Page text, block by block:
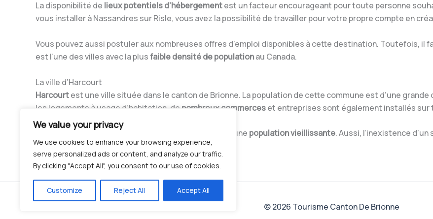
We value your privacy
We use cookies to enhance your browsing experience,
serve personalized ads or content, and analyze our traffic.
By clicking "Accept All", you consent to our use of cookies.
Customize Reject All Accept All
La disponibilité de lieux potentiels d’hébergementest un facteur encourageant pour toute personne
vous installer à Nassandres sur Risle, vous avez la possibilité de travailler pour votre propre compte en
Vous pouvez aussi postuler aux nombreuses offres d’emploi disponibles à cette destination. Toutefois, il
est l’une des villes avec la plusfaible densité de populationau Canada.
La ville d’Harcourt
Harcourtest une ville située dans le canton de Brionne. La population de cette commune est d’une
les logements à usage d’habitation, de nombreux commerceset entreprises sont également installés
Malgré ce dynamisme urbain, Harcourt est habité par une population vieillissante. Aussi, l’inexistence
d’informations sur cette ville.
© 2026 Tourisme Canton De Brionne